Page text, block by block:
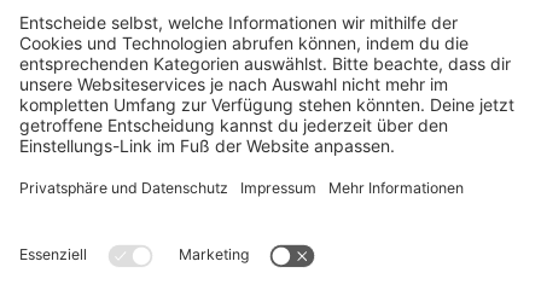
Jetzt zum Jalousiescout Newsletter anmelden!
verpasse keine Neuigkeiten, Trends & Aktionen mehr.